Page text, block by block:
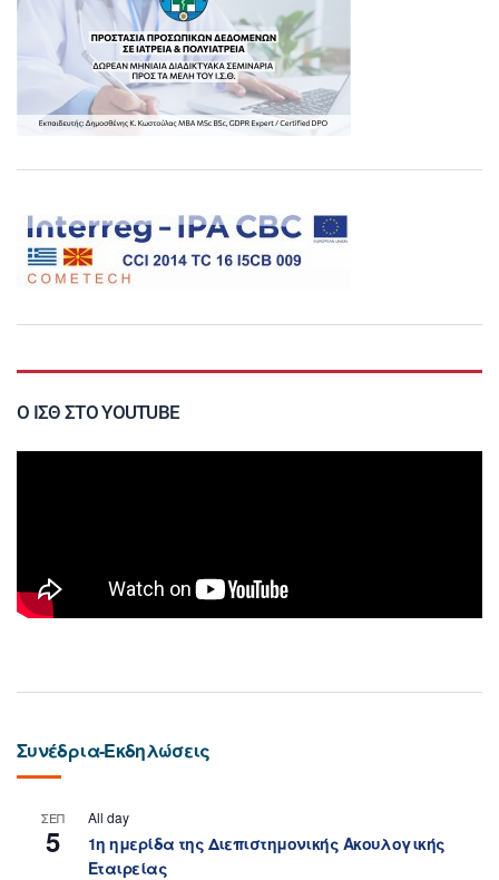
Ο ΙΣΘ ΣΤΟ YOUTUBE
Συνέδρια-Εκδηλώσεις
ΣΕΠ
5
All day
1η ημερίδα της Διεπιστημονικής Ακουλογικής
Εταιρείας